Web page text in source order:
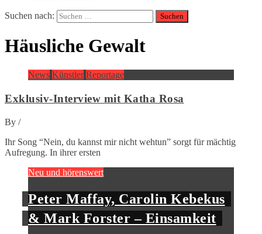
Suchen nach:
Häusliche Gewalt
News Künstler Reportage
Exklusiv-Interview mit Katha Rosa
By /
Ihr Song “Nein, du kannst mir nicht wehtun” sorgt für mächtig
Aufregung. In ihrer ersten
Neu und hörenswert
Peter Maffay, Carolin Kebekus
& Mark Forster – Einsamkeit